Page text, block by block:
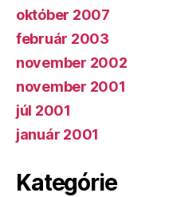
október 2007
február 2003
november 2002
november 2001
júl 2001
január 2001
Kategórie